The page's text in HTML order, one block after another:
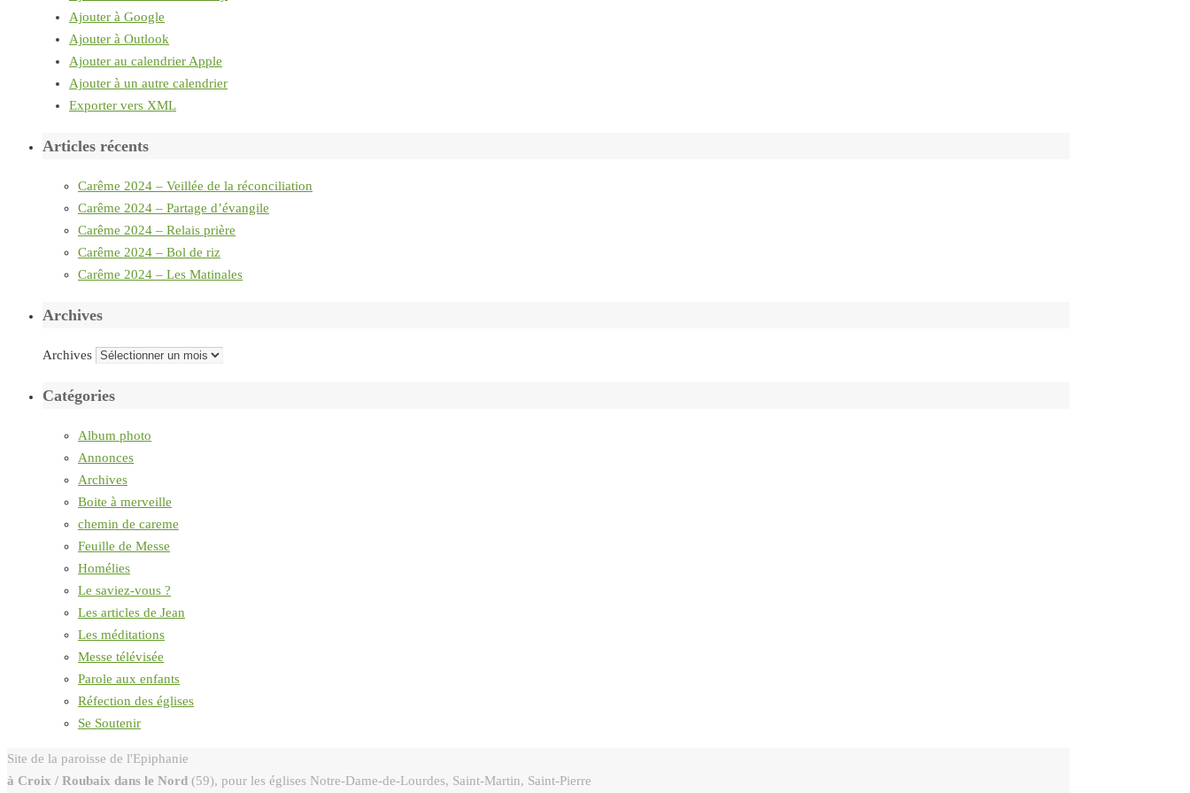
Ajouter à Google
Ajouter à Outlook
Ajouter au calendrier Apple
Ajouter à un autre calendrier
Exporter vers XML
Articles récents
Carême 2024 – Veillée de la réconciliation
Carême 2024 – Partage d’évangile
Carême 2024 – Relais prière
Carême 2024 – Bol de riz
Carême 2024 – Les Matinales
Archives
Archives
Catégories
Album photo
Annonces
Archives
Boite à merveille
chemin de careme
Feuille de Messe
Homélies
Le saviez-vous ?
Les articles de Jean
Les méditations
Messe télévisée
Parole aux enfants
Réfection des églises
Se Soutenir
Site de la paroisse de l'Epiphanie
à Croix / Roubaix dans le Nord (59), pour les églises Notre-Dame-de-Lourdes, Saint-Martin, Saint-Pierre